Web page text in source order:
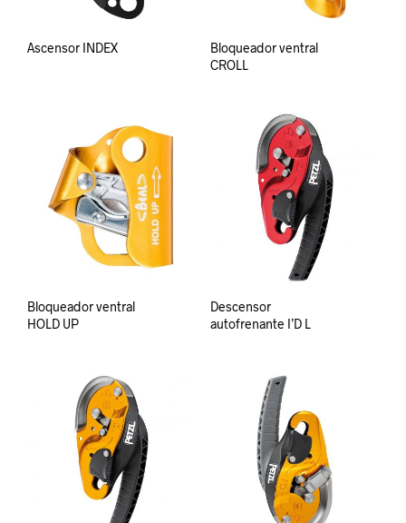
Ascensor INDEX
Bloqueador ventral
CROLL
Bloqueador ventral
HOLD UP
Descensor
autofrenante I’D L